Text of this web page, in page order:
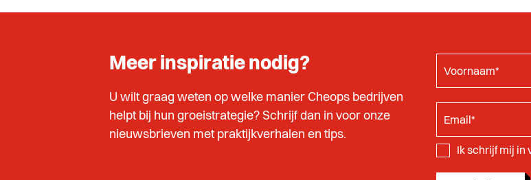
Meer inspiratie nodig?
U wilt graag weten op welke manier Cheops bedrijven
helpt bij hun groeistrategie? Schrijf dan in voor onze
nieuwsbrieven met praktijkverhalen en tips.
Ik schrijf mij in